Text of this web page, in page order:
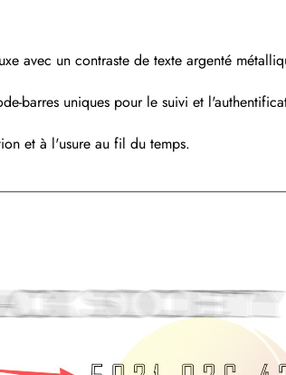
avec un contraste de texte argenté
barres uniques pour le suivi et
et à l'usure au fil du temps.